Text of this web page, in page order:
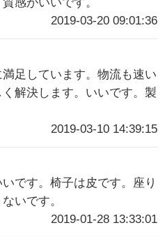
2019-03-20 09:01:36
足しています。物流も速い
解決します。いいです。製
2019-03-10 14:39:15
です。椅子は皮です。座り
いです。
2019-01-28 13:33:01